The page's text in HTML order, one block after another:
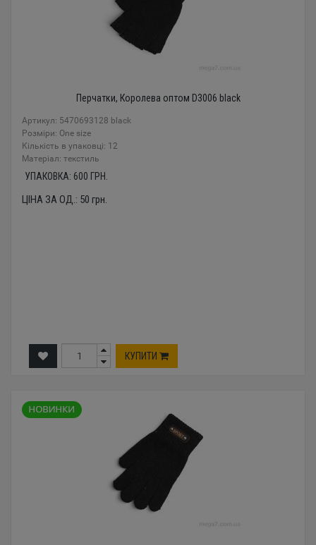
Перчатки, Королева оптом D3006 black
Артикул: 5470693128 black
Розміри: One size
Кількість в упаковці: 12
Mатеріал: текстиль
УПАКОВКА: 600 ГРН.
ЦІНА ЗА ОД.: 50 грн.
КУПИТИ